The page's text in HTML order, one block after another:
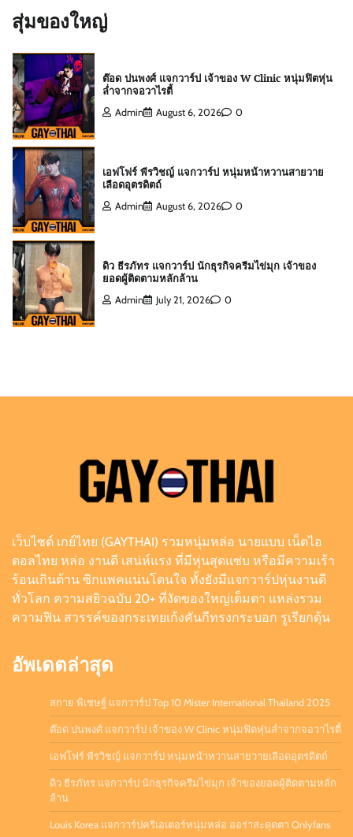
สุ่มของใหญ่
เอฟโฟร์ พีรวิชญ์ แจกวาร์ป หนุ่มหน้าหวานสายวาย
เลือดอุตรดิตถ์
Admin August 6, 2026 0
ดิว ธีรภัทร แจกวาร์ป นักธุรกิจครีมไข่มุก เจ้าของ
ยอดผู้ติดตามหลักล้าน
Admin July 21, 2026 0
สกาย พิเชษฐ์ แจกวาร์ป Top 10 Mister
International Thailand 2025
Admin August 6, 2026
Admin August 6, 2026 0
เลือดอุตรดิตถ์
Admin August 6, 2026 0
ดิว ธีรภัทร แจกวาร์ป นักธุรกิจครีมไข่มุก เจ้าของ
ยอดผู้ติดตามหลักล้าน
Admin July 21, 2026 0
เว็บไซต์ เกย์ไทย (GAYTHAI) รวมหนุ่มหล่อ นายแบบ เน็ตไอ
ดอลไทย หล่อ งานดี เสน่ห์แรง ที่มีหุ่นสุดแซ่บ หรือมีความเร้า
ร้อนเกินต้าน ซิกแพคแน่นโดนใจ ทั้งยังมีแจกวาร์ปหุ่นงานดี
ทั่วโลก ความสยิวฉบับ 20+ ที่งัดของใหญ่เต็มตา แหล่งรวม
ความฟิน สวรรค์ของกระเทยเก้งคันกีทรงกระบอก รูเรียกดุ้น
อัพเดตล่าสุด
สกาย พิเชษฐ์ แจกวาร์ป Top 10 Mister International Thailand 2025
ต๊อด ปนพงศ์ แจกวาร์ป เจ้าของ W Clinic หนุ่มฟิตหุ่นล่ำจากจอวาไรตี้
เอฟโฟร์ พีรวิชญ์ แจกวาร์ป หนุ่มหน้าหวานสายวายเลือดอุตรดิตถ์
ดิว ธีรภัทร แจกวาร์ป นักธุรกิจครีมไข่มุก เจ้าของยอดผู้ติดตามหลัก
ล้าน
Louis Korea แจกวาร์ปครีเอเตอร์หนุ่มหล่อ ออร่าสะดุดตา Onlyfans